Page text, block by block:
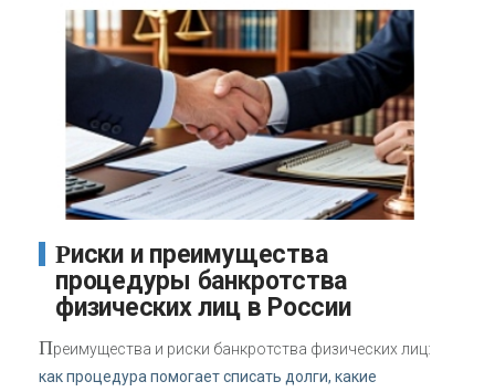
Риски и преимущества
процедуры банкротства
физических лиц в России
Преимущества и риски банкротства физических лиц:
как процедура помогает списать долги, какие